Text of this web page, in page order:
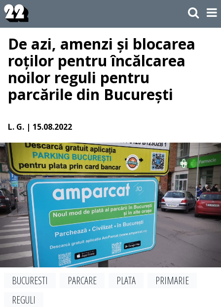
De azi, amenzi și blocarea
roților pentru încălcarea
noilor reguli pentru
parcările din București
L. G. | 15.08.2022
BUCURESTI PARCARE PLATA
PRIMARIE
REGULI